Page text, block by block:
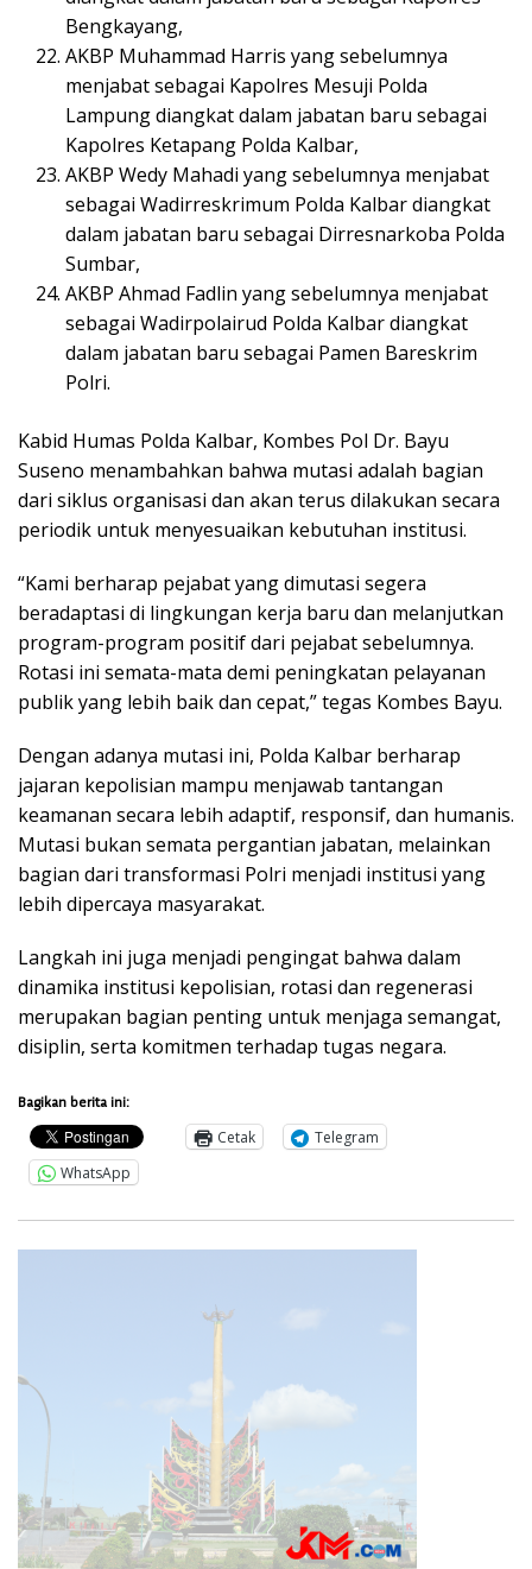
Bengkayang,
AKBP Muhammad Harris yang sebelumnya
menjabat sebagai Kapolres Mesuji Polda
Lampung diangkat dalam jabatan baru sebagai
Kapolres Ketapang Polda Kalbar,
AKBP Wedy Mahadi yang sebelumnya menjabat
sebagai Wadirreskrimum Polda Kalbar diangkat
dalam jabatan baru sebagai Dirresnarkoba Polda
Sumbar,
AKBP Ahmad Fadlin yang sebelumnya menjabat
sebagai Wadirpolairud Polda Kalbar diangkat
dalam jabatan baru sebagai Pamen Bareskrim
Polri.
Kabid Humas Polda Kalbar, Kombes Pol Dr. Bayu
Suseno menambahkan bahwa mutasi adalah bagian
dari siklus organisasi dan akan terus dilakukan secara
periodik untuk menyesuaikan kebutuhan institusi.
“Kami berharap pejabat yang dimutasi segera
beradaptasi di lingkungan kerja baru dan melanjutkan
program-program positif dari pejabat sebelumnya.
Rotasi ini semata-mata demi peningkatan pelayanan
publik yang lebih baik dan cepat,” tegas Kombes Bayu.
Dengan adanya mutasi ini, Polda Kalbar berharap
jajaran kepolisian mampu menjawab tantangan
keamanan secara lebih adaptif, responsif, dan humanis.
Mutasi bukan semata pergantian jabatan, melainkan
bagian dari transformasi Polri menjadi institusi yang
lebih dipercaya masyarakat.
Langkah ini juga menjadi pengingat bahwa dalam
dinamika institusi kepolisian, rotasi dan regenerasi
merupakan bagian penting untuk menjaga semangat,
disiplin, serta komitmen terhadap tugas negara.
Bagikan berita ini:
Cetak
Telegram
WhatsApp